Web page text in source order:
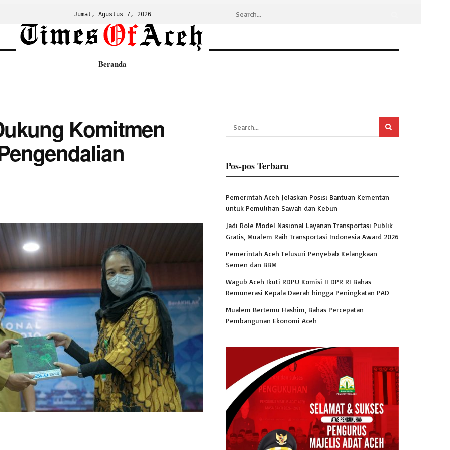
Jumat, Agustus 7, 2026
Beranda
Komitmen
Pos-pos Terbaru
Pemerintah Aceh Jelaskan Posisi Bantuan Kementan
untuk Pemulihan Sawah dan Kebun
Jadi Role Model Nasional Layanan Transportasi Publik
Gratis, Mualem Raih Transportasi Indonesia Award 2026
Pemerintah Aceh Telusuri Penyebab Kelangkaan
Semen dan BBM
Wagub Aceh Ikuti RDPU Komisi II DPR RI Bahas
Remunerasi Kepala Daerah hingga Peningkatan PAD
Mualem Bertemu Hashim, Bahas Percepatan
Pembangunan Ekonomi Aceh